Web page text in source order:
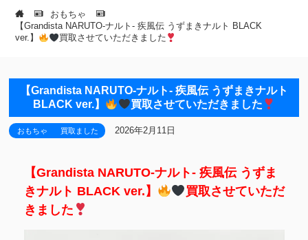
おもちゃ
【Grandista NARUTO-ナルト- 疾風伝 うずまきナルト BLACK
ver.】
買取させていただきました
【Grandista NARUTO-ナルト- 疾風伝 うずまきナルト
BLACK ver.】
買取させていただきました
おもちゃ 買取ました 2026年2月11日
【Grandista NARUTO-ナルト- 疾風伝 うずま
きナルト BLACK ver.】
買取させていただ
きました